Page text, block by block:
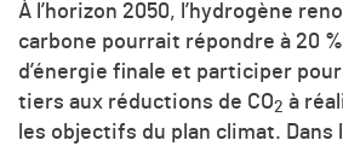
À l’horizon 2050, l’hydrogène
carbone pourrait répondre à 20
d’énergie finale et participer pour
tiers aux réductions de CO2 à
les objectifs du plan climat. Dans